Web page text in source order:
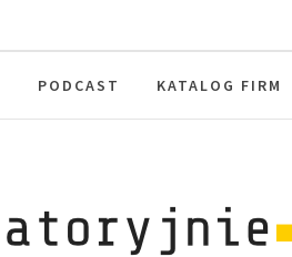
PODCAST KATALOG FIRM